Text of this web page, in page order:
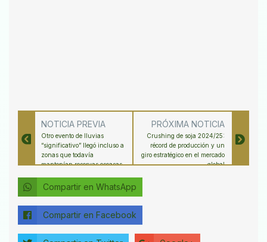
NOTICIA PREVIA
Otro evento de lluvias
“significativo” llegó incluso a
zonas que todavía
mantenían reservas escasas
PRÓXIMA NOTICIA
Crushing de soja 2024/25:
récord de producción y un
giro estratégico en el mercado
global
Compartir en WhatsApp
Compartir en Facebook